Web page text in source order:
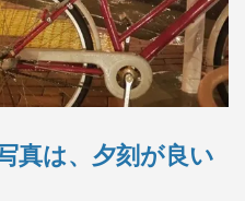
真は、夕刻が良い